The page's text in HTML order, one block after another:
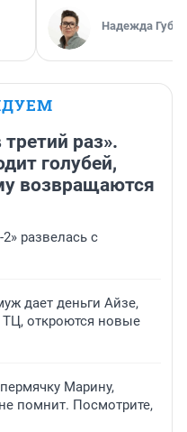
Надежда
раз».
голубей,
возвращаются
развелась с
дает деньги Айзе,
ТЦ, откроются новые
Марину,
помнит. Посмотрите,